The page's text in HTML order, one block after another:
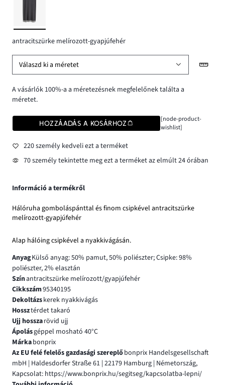
antracitszürke melírozott-gyapjúfehér
Válaszd ki a méretet
A vásárlók 100%-a a méretezésnek megfelelőnek találta a
méretet.
HOZZÁADÁS A KOSÁRHOZ
[node-product-
wishlist]
220 személy kedveli ezt a terméket
70 személy tekintette meg ezt a terméket az elmúlt 24 órában
Információ a termékről
Hálóruha gomboláspánttal és finom csipkével antracitszürke
melírozott-gyapjúfehér
Alap hálóing csipkével a nyakkivágásán.
AnyagKülső anyag: 50% pamut, 50% poliészter; Csipke: 98%
poliészter, 2% elasztán
Színantracitszürke melírozott/gyapjúfehér
Cikkszám95340195
Dekoltázskerek nyakkivágás
Hossztérdet takaró
Ujj hosszarövid ujj
Ápolásgéppel mosható 40°C
Márkabonprix
Az EU felé felelős gazdasági szereplőbonprix Handelsgesellschaft
mbH | Haldesdorfer Straße 61 | 22179 Hamburg | Németország,
Kapcsolat: https://www.bonprix.hu/segitseg/kapcsolatba-lepni/